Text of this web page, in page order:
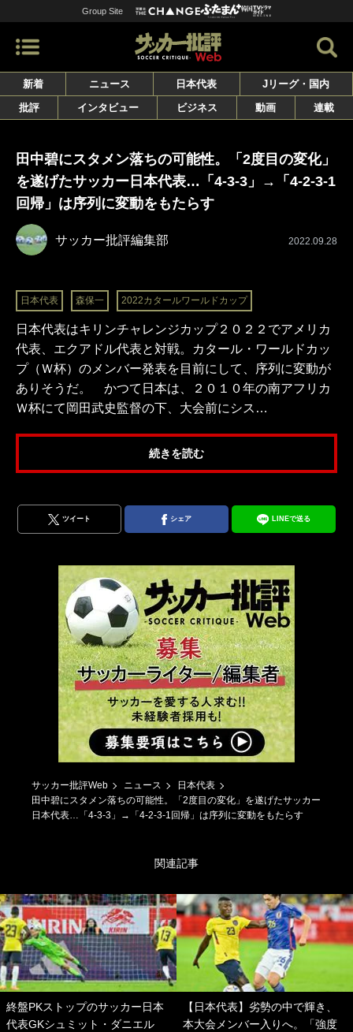
Group Site
新着 ニュース 日本代表
Jリーグ・国内
批評
インタビュー ビジネス 動画 連載
田中碧にスタメン落ちの可能性。「2度目の変化」
を遂げたサッカー日本代表…「4-3-3」→「4-2-3-1
回帰」は序列に変動をもたらす
サッカー批評編集部 2022.09.28
日本代表 森保一 2022カタールワールドカップ
日本代表はキリンチャレンジカップ２０２２でアメリカ
代表、エクアドル代表と対戦。カタール・ワールドカッ
プ（Ｗ杯）のメンバー発表を目前にして、序列に変動が
ありそうだ。 かつて日本は、２０１０年の南アフリカ
Ｗ杯にて岡田武史監督の下、大会前にシス…
続きを読む
ツイート シェア LINEで送る
サッカー批評Web ニュース
日本代表
田中碧にスタメン落ちの可能性。「2度目の変化」を遂げたサッカー
日本代表…「4-3-3」→「4-2-3-1回帰」は序列に変動をもたらす
関連記事
終盤PKストップのサッカー日本
代表GKシュミット・ダニエル
【日本代表】劣勢の中で輝き、
本大会メンバー入りへ。「強度